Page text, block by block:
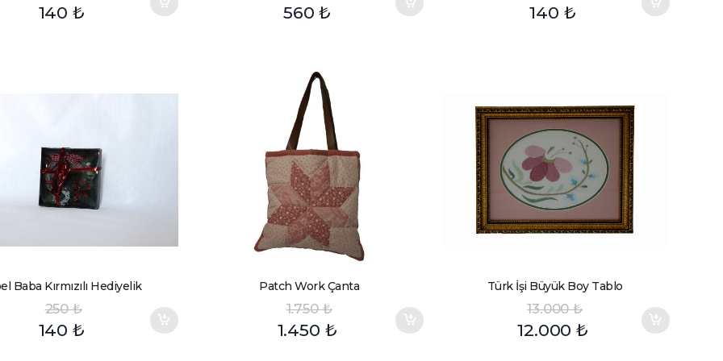
140 ₺ 560₺ 140 ₺
Baba Kırmızılı Hediyelik
250₺
140 ₺
Patch Work Çanta
1.750₺
1.450 ₺
Türk İşi Büyük Boy Tablo
13.000₺
12.000₺